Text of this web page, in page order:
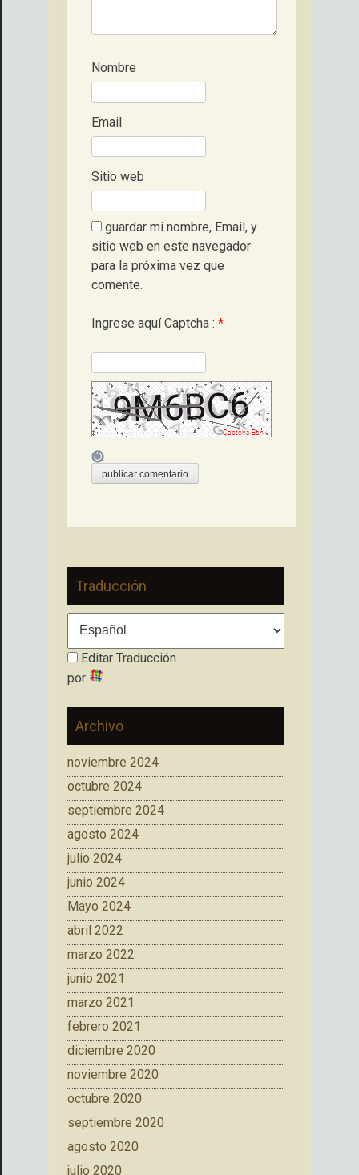
Nombre
Email
Sitio web
guardar mi nombre, Email, y
sitio web en este navegador
para la próxima vez que
comente.
Ingrese aquí Captcha : *
Traducción
Editar Traducción
por
Archivo
noviembre 2024
octubre 2024
septiembre 2024
agosto 2024
julio 2024
junio 2024
Mayo 2024
abril 2022
marzo 2022
junio 2021
marzo 2021
febrero 2021
diciembre 2020
noviembre 2020
octubre 2020
septiembre 2020
agosto 2020
julio 2020